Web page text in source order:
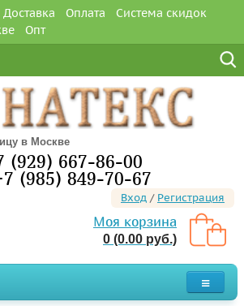
Доставка Оплата
Система скидок
Опт
в Москве
(929) 667-86-00
(985) 849-70-67
Вход / Регистрация
Моя корзина
0 (0.00 руб.)